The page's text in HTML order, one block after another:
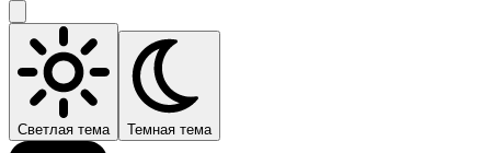
Светлая тема Темная тема